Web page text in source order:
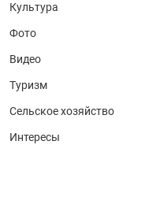
Культура
Фото
Видео
Туризм
Сельское хозяйство
Интересы